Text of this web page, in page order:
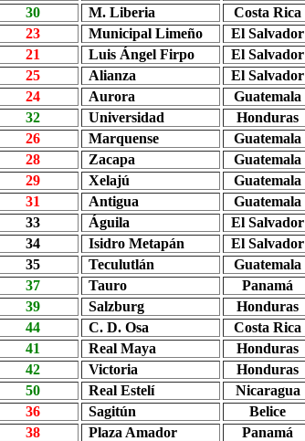
30 M. Liberia Costa Rica
23 Municipal Limeño El Salvador
21 Luis ÁngelFirpo El Salvador
25 Alianza El Salvador
24 Aurora Guatemala
32 Universidad Honduras
26 Marquense Guatemala
28 Zacapa Guatemala
29 Xelajú Guatemala
31 Antigua Guatemala
33 Águila El Salvador
34 IsidroMetapán El Salvador
35 Teculutlán Guatemala
37 Tauro Panamá
39 Salzburg Honduras
44 C. D. Osa Costa Rica
41 Real Maya Honduras
42 Victoria Honduras
50 RealEstelí Nicaragua
36 Sagitún Belice
38 Plaza Amador Panamá